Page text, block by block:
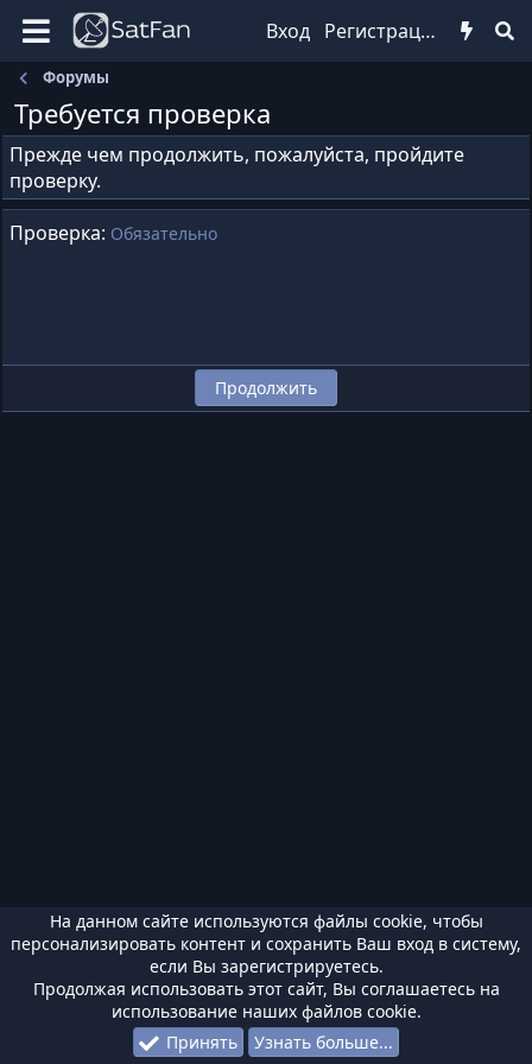
Вход Регистрация
Форумы
Требуется проверка
Прежде чем продолжить, пожалуйста, пройдите
проверку.
Проверка Обязательно
Продолжить
На данном сайте используются файлы cookie, чтобы
персонализировать контент и сохранить Ваш вход в систему,
если Вы зарегистрируетесь.
Продолжая использовать этот сайт, Вы соглашаетесь на
использование наших файлов cookie.
Принять
Узнать больше...